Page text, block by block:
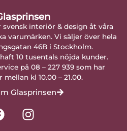
interiör & design åt våra
varumärken. Vi säljer över hela
46B i Stockholm.
10 tusentals nöjda kunder.
på 08 – 227 939 som har
kl 10.00 – 21.00.
Glasprinsen
I
n